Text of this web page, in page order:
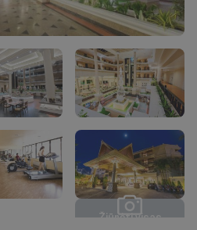
Žiūrėti visas